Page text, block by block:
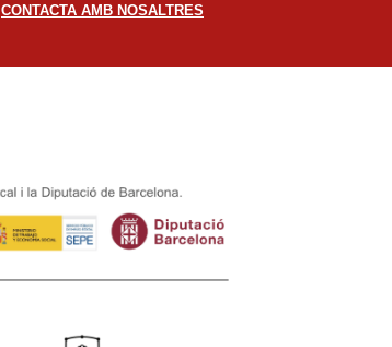
CONTACTA AMB NOSALTRES